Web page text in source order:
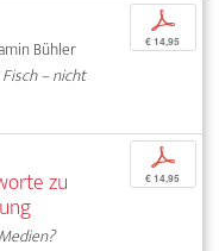
Bühler
– nicht
p
€ 14,95
zu
p
€ 14,95